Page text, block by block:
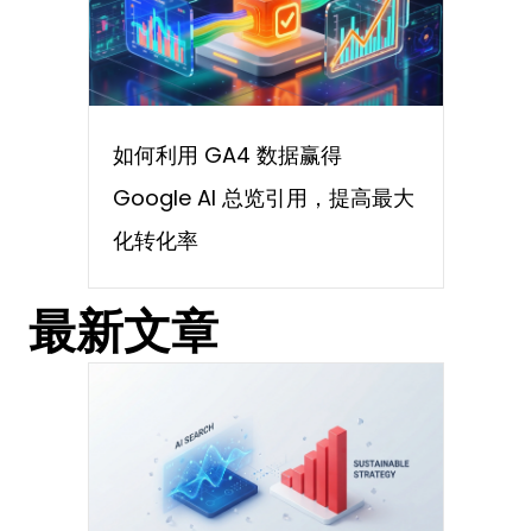
如何利用 GA4 数据赢得
Google AI 总览引用，提高最大
化转化率
最新文章